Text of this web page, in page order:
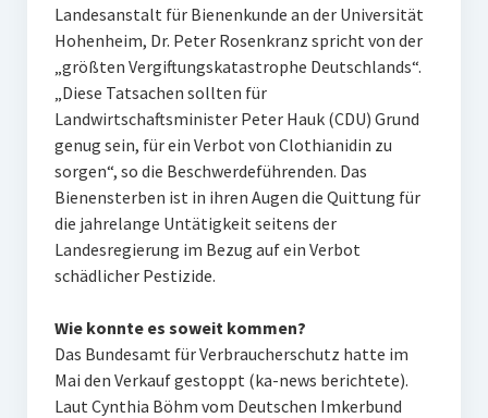
Landesanstalt für Bienenkunde an der Universität
Hohenheim, Dr. Peter Rosenkranz spricht von der
„größten Vergiftungskatastrophe Deutschlands“.
„Diese Tatsachen sollten für
Landwirtschaftsminister Peter Hauk (CDU) Grund
genug sein, für ein Verbot von Clothianidin zu
sorgen“, so die Beschwerdeführenden. Das
Bienensterben ist in ihren Augen die Quittung für
die jahrelange Untätigkeit seitens der
Landesregierung im Bezug auf ein Verbot
schädlicher Pestizide.
Wie konnte es soweit kommen?
Das Bundesamt für Verbraucherschutz hatte im
Mai den Verkauf gestoppt (ka-news berichtete).
Laut Cynthia Böhm vom Deutschen Imkerbund